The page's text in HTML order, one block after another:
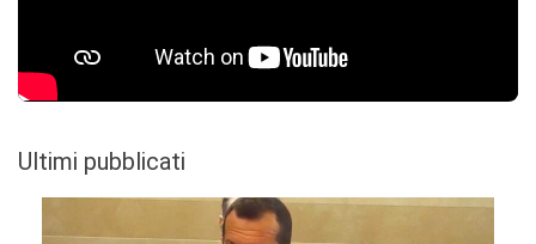
Ultimi pubblicati